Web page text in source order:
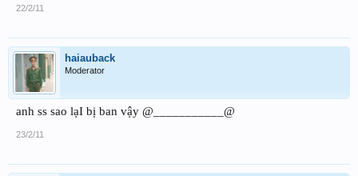
22/2/11
haiauback
Moderator
anh ss sao lạI bị ban vậy @___________@
23/2/11